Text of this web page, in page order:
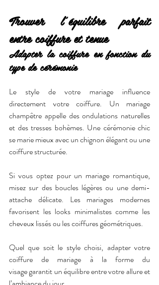
Trouver l’équilibre parfait
entre coiffure et tenue
Adapter la coiffure en fonction du
type de cérémonie
Le style de votre mariage influence
directement votre coiffure. Un mariage
champêtre appelle des ondulations naturelles
et des tresses bohèmes. Une cérémonie chic
se marie mieux avec un chignon élégant ou une
coiffure structurée.
Si vous optez pour un mariage romantique,
misez sur des boucles légères ou une demi-
attache délicate. Les mariages modernes
favorisent les looks minimalistes comme les
cheveux lissés ou les coiffures géométriques.
Quel que soit le style choisi, adapter votre
coiffure de mariage à la forme du
visage garantit un équilibre entre votre allure et